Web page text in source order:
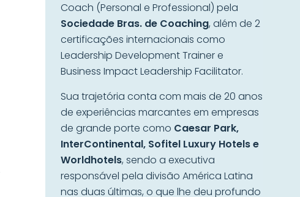
Coach (Personal e Professional) pela
Sociedade Bras. de Coaching, além de 2
certificações internacionais como
Leadership Development Trainer e
Business Impact Leadership Facilitator.
Sua trajetória conta com mais de 20 anos
de experiências marcantes em empresas
de grande porte como Caesar Park,
InterContinental, Sofitel Luxury Hotels e
Worldhotels, sendo a executiva
responsável pela divisão América Latina
nas duas últimas, o que lhe deu profundo